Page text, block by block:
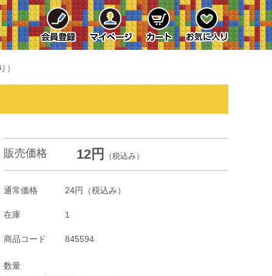
）
販売価格 12円 （税込み）
通常価格 24円 （税込み）
在庫 1
商品コード 845594
数量